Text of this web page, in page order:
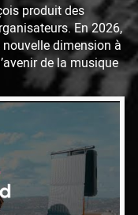
produit des
En 2026,
dimension à
de la musique